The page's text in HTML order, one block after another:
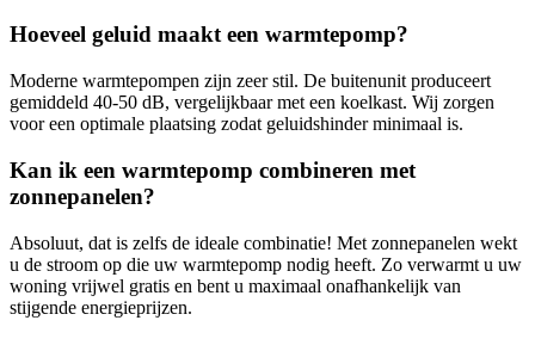
Hoeveel geluid maakt een warmtepomp?
Moderne warmtepompen zijn zeer stil. De buitenunit produceert
gemiddeld 40-50 dB, vergelijkbaar met een koelkast. Wij zorgen
voor een optimale plaatsing zodat geluidshinder minimaal is.
Kan ik een warmtepomp combineren met
zonnepanelen?
Absoluut, dat is zelfs de ideale combinatie! Met zonnepanelen wekt
u de stroom op die uw warmtepomp nodig heeft. Zo verwarmt u uw
woning vrijwel gratis en bent u maximaal onafhankelijk van
stijgende energieprijzen.